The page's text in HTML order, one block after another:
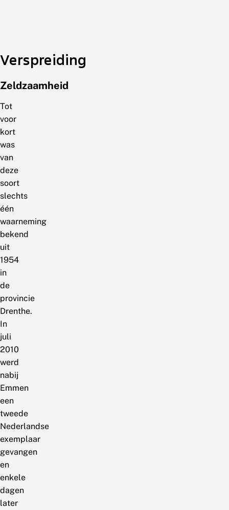
Verspreiding
Zeldzaamheid
Tot
voor
kort
was
van
deze
soort
slechts
één
waarneming
bekend
uit
1954
in
de
provincie
Drenthe.
In
juli
2010
werd
nabij
Emmen
een
tweede
Nederlandse
exemplaar
gevangen
en
enkele
dagen
later